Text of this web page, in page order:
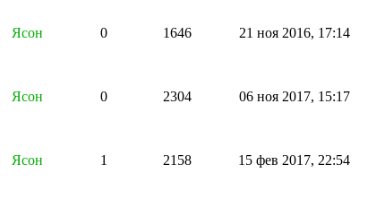
Ясон 0 1646 21 ноя 2016, 17:14
Ясон 0 2304 06 ноя 2017, 15:17
Ясон 1 2158 15 фев 2017, 22:54